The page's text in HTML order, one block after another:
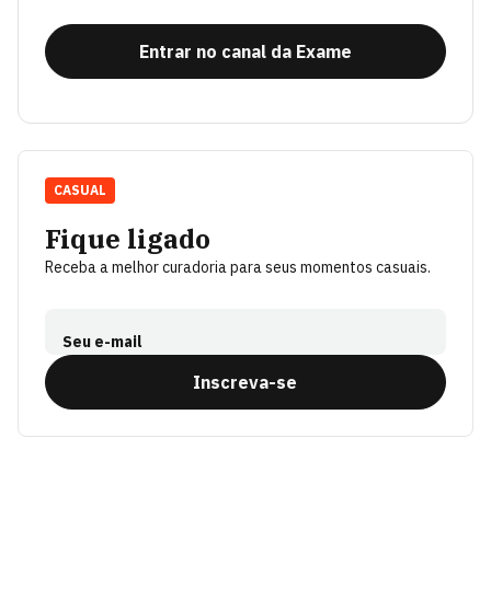
Entrar no canal da Exame
Fique ligado
Receba a melhor curadoria para seus momentos casuais.
Seu e-mail
Inscreva-se
CASUAL